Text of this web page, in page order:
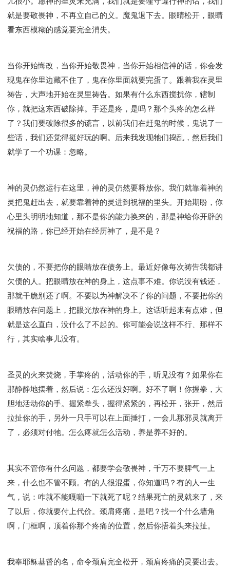
就是要敬畏神，不再立自己的义。魔鬼退下去。眼睛松开，眼睛
看东西模糊的感觉要完全消失。
当你开始悔改，当你开始敬畏神，当你开始相信神的话，你会发
现鬼在你里边藏不住了，鬼在你里面就要完蛋了。跟着我在灵里
祷告，大声地开始在灵里祷告。如果有什么东西搅扰你，辖制
你，就把这东西破除掉。手还是疼，是吗？那个头疼的怎么样
了？我们要破除很多的谎言，以前我们在赶鬼的时候，鬼说了一
些话，我们还觉得挺好玩的啊。后来我发现牠们捣乱，然后我们
就学了一个功课：忽略。
神的灵仍然运行在这里，神的灵仍然要释放你。我们就靠着神的
灵把鬼赶出去，就要靠着神的灵进到祝福的里头。开始期盼，你
心里头明明地知道，那不是你的能力换来的，那是神给你开辟的
祝福的路，你已经开始在经历神了，是不是？
欠债的，不要把你的眼睛放在债务上。最近好像每次祷告我都讲
欠债的人。把眼睛放在神的身上，这点事不难。你说没有钱还，
那就干脆别还了啊。不要以为神解决不了你的问题，不要把你的
眼睛放在问题上，把眼光放在神的身上。这话听起来有点难，但
就是这么直白，没什么了不起的。你可能会说这样不行、那样不
行，其实啥事儿没有。
圣灵的火来焚烧，手掌疼的，活动你的手，听见没有？如果你在
那静静地摆着，然后说：怎么还没好啊。好不了啊！你握拳，大
胆地活动你的手。握紧拳头，握得紧紧的，再松开，张开，然后
拉扯你的手，另外一只手可以在上面捶打，一会儿那邪灵就离开
了，必须对付牠。怎么疼就怎么活动，养是养不好的。
其实不管你有什么问题，都要学会敬畏神，千万不要脾气一上
来，什么也不管不顾。有的人很混蛋，你知道吗？有的人一生
气，说：咋就不能嘎嘣一下就死了呢？结果死亡的灵就来了，来
了以后，你就要付上代价。颈肩疼痛，是吧？找一个什么墙角
啊，门框啊，顶着你那个疼痛的位置，然后你捂着头来拉扯。
我奉耶稣基督的名，命令颈肩完全松开，颈肩疼痛的灵要出去。